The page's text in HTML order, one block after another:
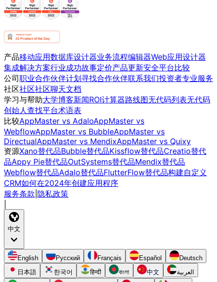
产品移动应用数据库设计器业务流程编辑器Web应用设计器
集成解决方案行业成功故事定价产品更新安全平台比较
公司职业合作伙伴计划寻找合作伙伴联系我们投资者专业服务
社区社区社区聊天文档
学习与帮助大学博客新闻ROI计算器路线图无代码列表无代码
创始人 查找平台术语表
比较AppMaster vs AdaloAppMaster vs
WebflowAppMaster vs BubbleAppMaster vs
DirectualAppMaster vs MendixAppMaster vs Quixy
资源Xano替代品Bubble替代品Kissflow替代品Creatio替代
品Appy Pie替代品OutSystems替代品Mendix替代品
Webflow替代品Adalo替代品FlutterFlow替代品构建自定义
CRM如何在2024年创建应用程序
服务条款 隐私政策
中文
English Русский Français Español
Deutsch
日本語
한국어 हिन्दी বাংলা 中文 العربية